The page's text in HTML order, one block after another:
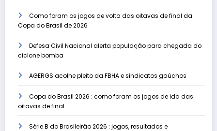
Como foram os jogos de volta das oitavas de final da
Copa do Brasil de 2026
Defesa Civil Nacional alerta população para chegada do
ciclone bomba
AGERGS acolhe pleito da FBHA e sindicatos gaúchos
Copa do Brasil 2026 : como foram os jogos de ida das
oitavas de final
Série B do Brasileirão 2026 : jogos, resultados e